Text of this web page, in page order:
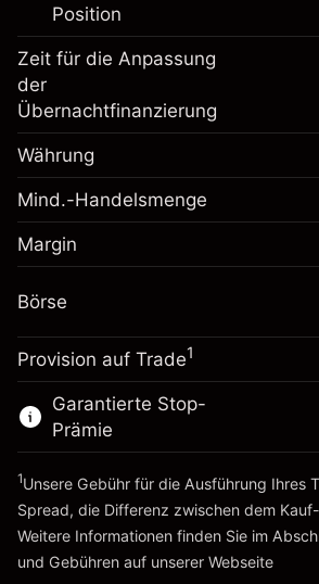
Anpassung der
Übernachtfinanzierung
Gebühren aus
Positionswert
Positionsgröße mit
~$5,000.00
Geld aus Hebelwirkung ~
Zur Plattform
Position
Margin. Ihre Investition
Anpassung der
Übernachtfinanzierung
Positionsgröße mit
~$5,000.00
Geld aus Hebelwirkung ~
Zur Plattform
Zeit für die Anpassung
der
Übernachtfinanzierung
Währung
Mind.-Handelsmenge
Margin
Börse
Provision auf Trade1
Garantierte Stop-
Prämie
1Unsere Gebühr für die Ausführung Ihres
Spread, die Differenz zwischen dem
Weitere Informationen finden Sie im
und Gebühren auf unserer Webseite